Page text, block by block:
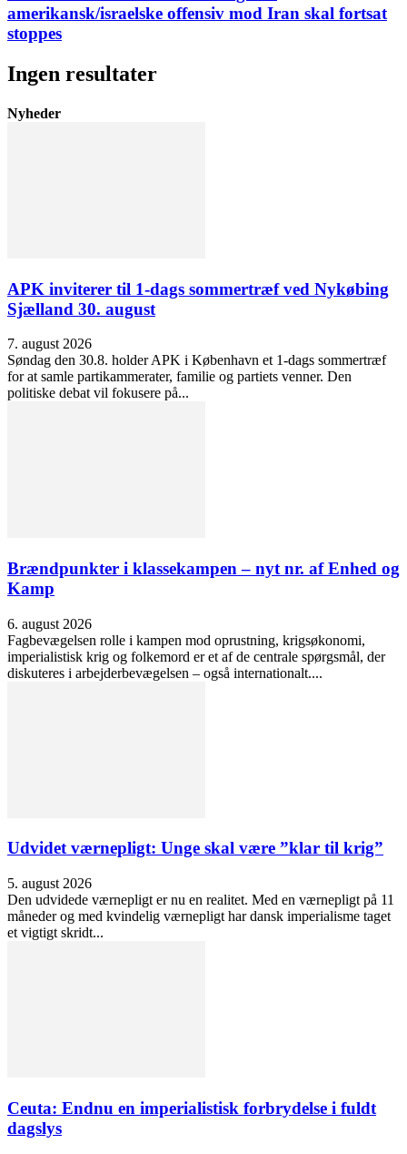
amerikansk/israelske offensiv mod Iran skal fortsat
stoppes
Ingen resultater
Nyheder
APK inviterer til 1-dags sommertræf ved Nykøbing
Sjælland 30. august
7. august 2026
Søndag den 30.8. holder APK i København et 1-dags sommertræf
for at samle partikammerater, familie og partiets venner. Den
politiske debat vil fokusere på...
Brændpunkter i klassekampen – nyt nr. af Enhed og
Kamp
6. august 2026
Fagbevægelsen rolle i kampen mod oprustning, krigsøkonomi,
imperialistisk krig og folkemord er et af de centrale spørgsmål, der
diskuteres i arbejderbevægelsen – også internationalt....
Udvidet værnepligt: Unge skal være ”klar til krig”
5. august 2026
Den udvidede værnepligt er nu en realitet. Med en værnepligt på 11
måneder og med kvindelig værnepligt har dansk imperialisme taget
et vigtigt skridt...
Ceuta: Endnu en imperialistisk forbrydelse i fuldt
dagslys